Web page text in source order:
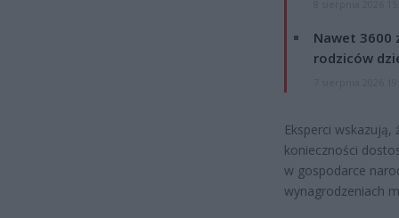
Nawet 3600
rodziców
Eksperci
konieczności
w gospodarce
wynagrodzeniach